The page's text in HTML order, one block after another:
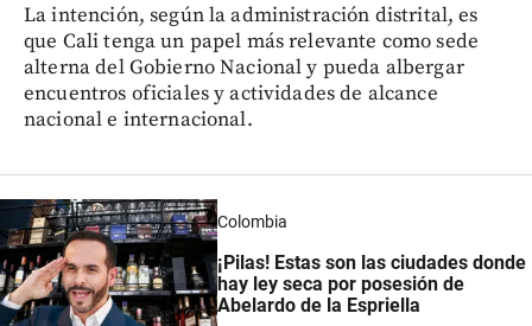
La intención, según la administración distrital, es
que Cali tenga un papel más relevante como sede
alterna del Gobierno Nacional y pueda albergar
encuentros oficiales y actividades de alcance
nacional e internacional.
Colombia
¡Pilas! Estas son las ciudades donde
hay ley seca por posesión de
Abelardo de la Espriella